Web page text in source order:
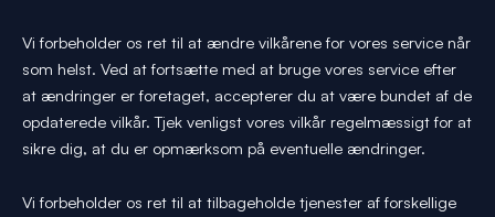
Vi forbeholder os ret til at ændre vilkårene for vores service når
som helst. Ved at fortsætte med at bruge vores service efter
at ændringer er foretaget, accepterer du at være bundet af de
opdaterede vilkår. Tjek venligst vores vilkår regelmæssigt for at
sikre dig, at du er opmærksom på eventuelle ændringer.
Vi forbeholder os ret til at tilbageholde tjenester af forskellige